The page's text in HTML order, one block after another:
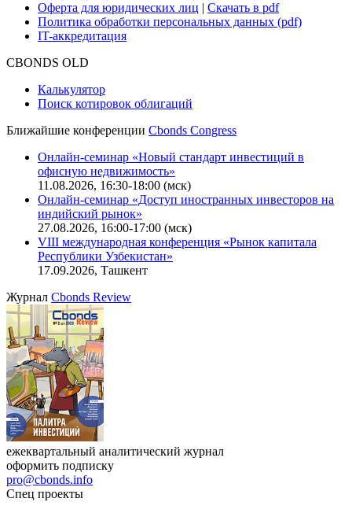
Оферта для юридических лиц | Скачать в pdf
Политика обработки персональных данных (pdf)
IT-аккредитация
CBONDS OLD
Калькулятор
Поиск котировок облигаций
Ближайшие конференции Cbonds Congress
Онлайн-семинар «Новый стандарт инвестиций в
офисную недвижимость»
11.08.2026, 16:30-18:00 (мск)
Онлайн-семинар «Доступ иностранных инвесторов на
индийский рынок»
27.08.2026, 16:00-17:00 (мск)
VIII международная конференция «Рынок капитала
Республики Узбекистан»
17.09.2026, Ташкент
Журнал Cbonds Review
ежеквартальный аналитический журнал
оформить подписку
pro@cbonds.info
Спец проекты